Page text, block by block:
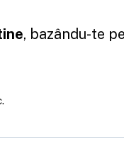
, bazându-te